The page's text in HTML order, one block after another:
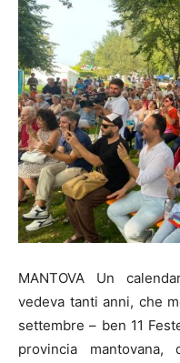
MANTOVA Un
vedeva tanti anni, che
settembre – ben 11
provincia